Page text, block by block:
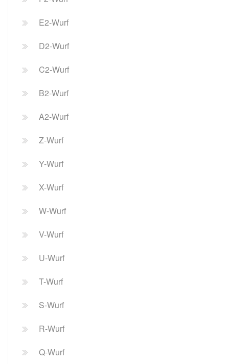
E2-Wurf
D2-Wurf
C2-Wurf
B2-Wurf
A2-Wurf
Z-Wurf
Y-Wurf
X-Wurf
W-Wurf
V-Wurf
U-Wurf
T-Wurf
S-Wurf
R-Wurf
Q-Wurf